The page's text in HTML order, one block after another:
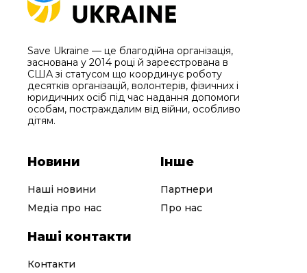
Save Ukraine — це благодійна організація,
заснована у 2014 році й зареєстрована в
США зі статусом що координує роботу
десятків організацій, волонтерів, фізичних і
юридичних осіб під час надання допомоги
особам, постраждалим від війни, особливо
дітям.
Новини
Наші новини
Медіа про нас
Інше
Партнери
Про нас
Наші контакти
Контакти